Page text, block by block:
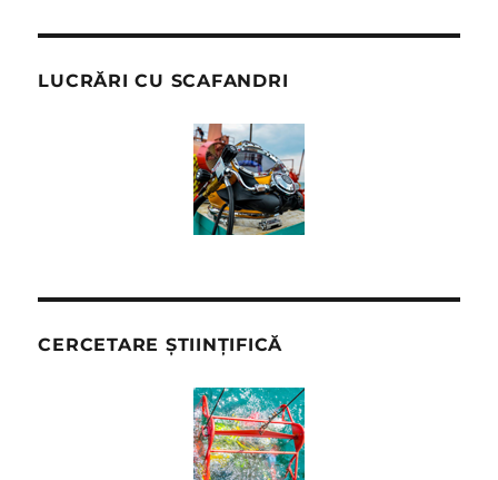
LUCRĂRI CU SCAFANDRI
CERCETARE ȘTIINȚIFICĂ